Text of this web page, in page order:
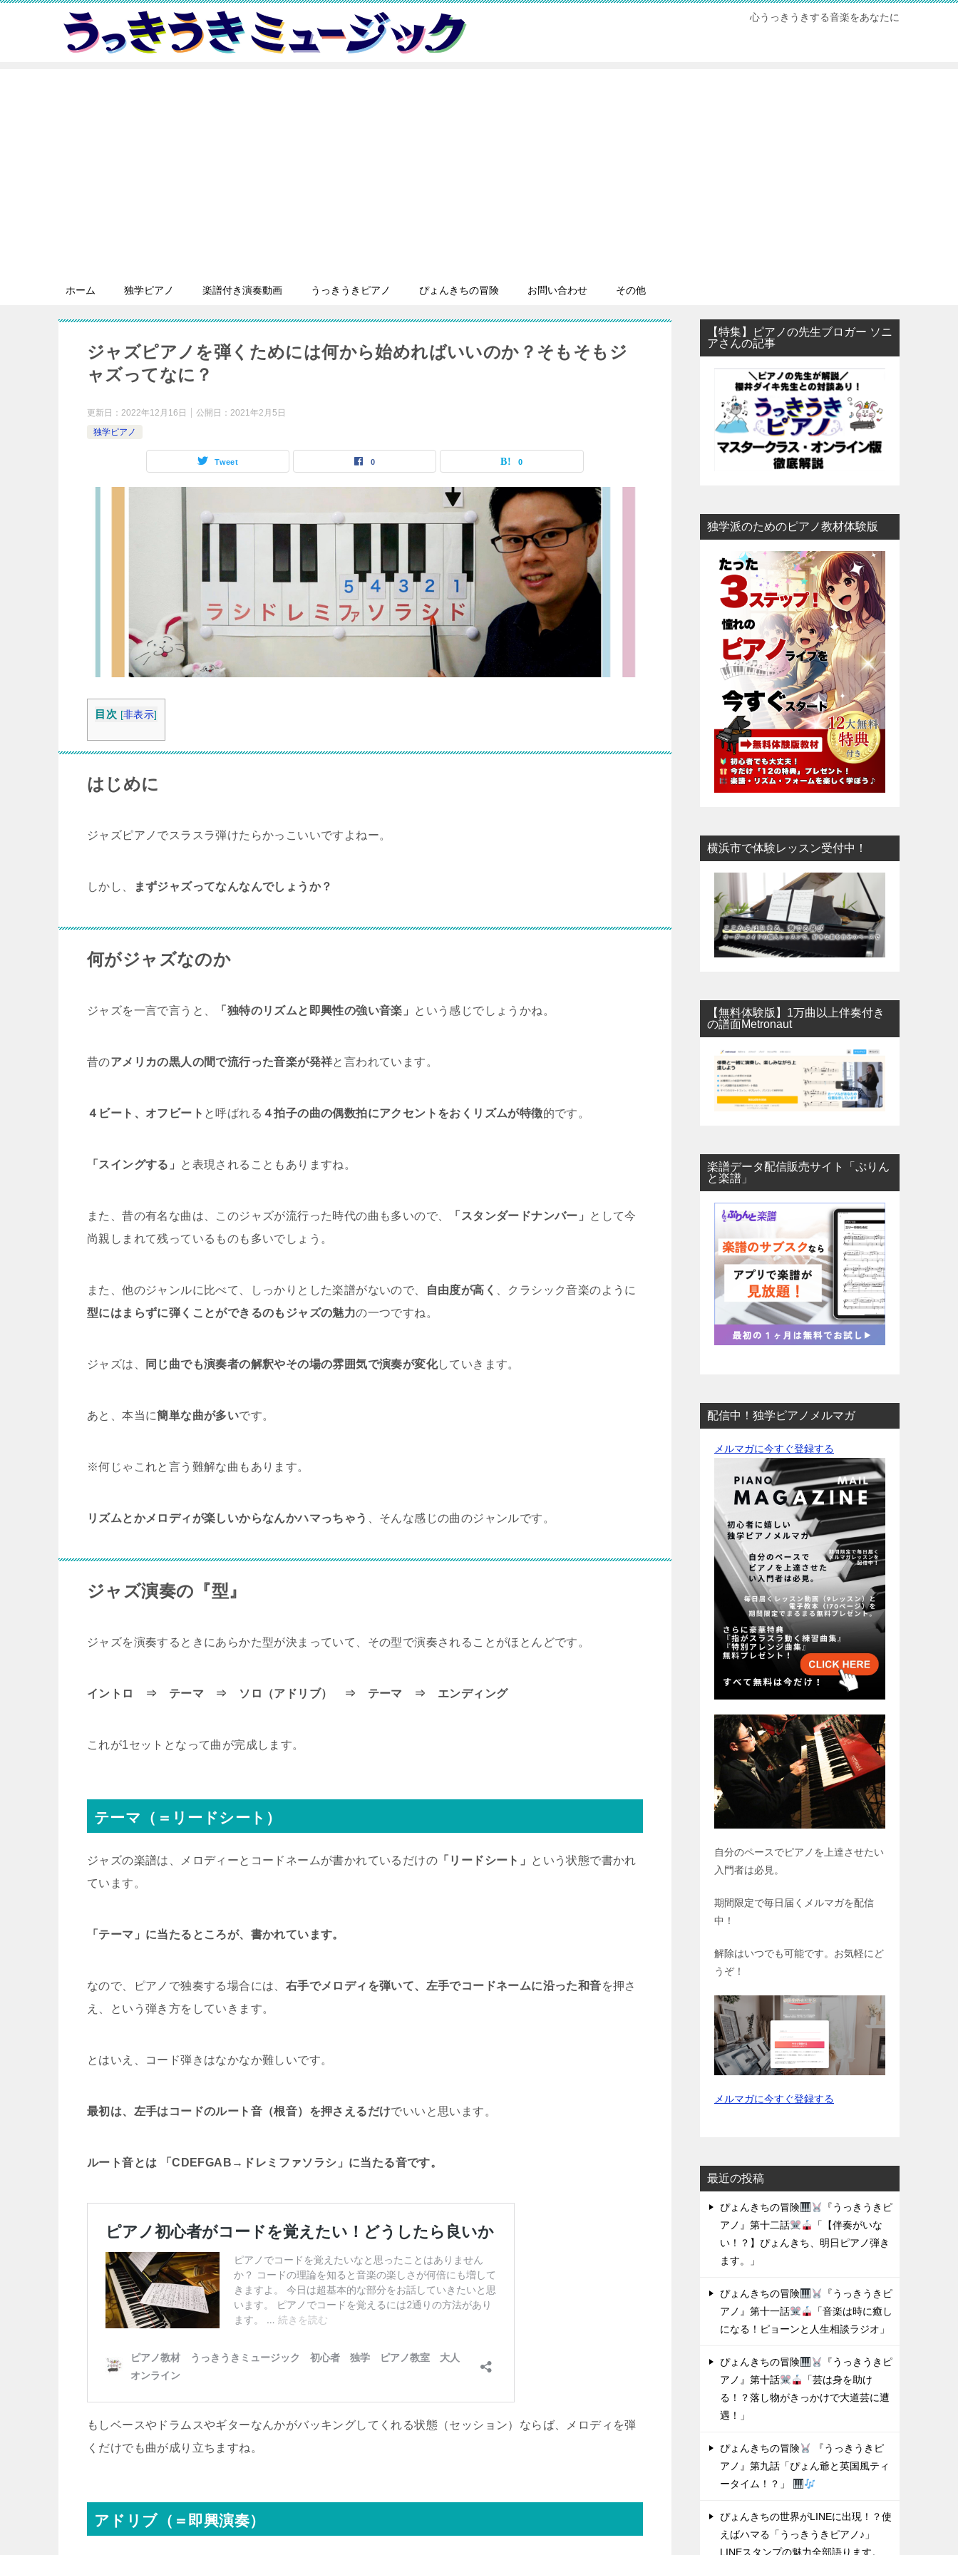
心うっきうきする音楽をあなたに
ホーム 独学ピアノ 楽譜付き演奏動画 うっきうきピアノ ぴょんきちの冒険 お問い合わせ その他
ジャズピアノを弾くためには何から始めればいいのか？そもそもジ
ャズってなに？
更新日： 2022年12月16日 公開日： 2021年2月5日
独学ピアノ
Tweet 0 0
目次 [非表示]
はじめに
ジャズピアノでスラスラ弾けたらかっこいいですよねー。
しかし、 まずジャズってなんなんでしょうか？
何がジャズなのか
ジャズを一言で言うと、 「独特のリズムと即興性の強い音楽」 という感じでしょうかね。
昔のアメリカの黒人の間で流行った音楽が発祥と言われています。
４ビート、オフビート と呼ばれる ４拍子の曲の偶数拍にアクセントをおくリズムが特徴的です。
「スイングする」 と表現されることもありますね。
また、昔の有名な曲は、このジャズが流行った時代の曲も多いので、 「スタンダードナンバー」
として今
尚親しまれて残っているものも多いでしょう。
また、他のジャンルに比べて、しっかりとした楽譜がないので、 自由度が高く
、クラシック音楽のように
型にはまらずに弾くことができるのもジャズの魅力の一つですね。
ジャズは、 同じ曲でも演奏者の解釈やその場の雰囲気で演奏が変化していきます。
あと、本当に簡単な曲が多いです。
※何じゃこれと言う難解な曲もあります。
リズムとかメロディが楽しいからなんかハマっちゃう 、そんな感じの曲のジャンルです。
ジャズ演奏の『型』
ジャズを演奏するときにあらかた型が決まっていて、その型で演奏されることがほとんどです。
イントロ ⇒ テーマ ⇒ ソロ（アドリブ） ⇒ テーマ ⇒ エンディング
これが1セットとなって曲が完成します。
テーマ（＝リードシート）
ジャズの楽譜は、メロディーとコードネームが書かれているだけの 「リードシート」
という状態で書かれ
ています。
「テーマ」に当たるところが、書かれています。
なので、ピアノで独奏する場合には、 右手でメロディを弾いて、左手でコードネームに沿った和音を押さ
え、という弾き方をしていきます。
とはいえ、コード弾きはなかなか難しいです。
最初は、左手はコードのルート音（根音）を押さえるだけでいいと思います。
ルート音とは 「CDEFGAB→ドレミファソラシ」に当たる音です。
もしベースやドラムスやギターなんかがバッキングしてくれる状態（セッション）ならば、メロディを弾
くだけでも曲が成り立ちますね。
アドリブ（＝即興演奏）
【特集】ピアノの先生ブロガー ソニ
アさんの記事
独学派のためのピアノ教材体験版
横浜市で体験レッスン受付中！
【無料体験版】1万曲以上伴奏付き
の譜面Metronaut
楽譜データ配信販売サイト「ぷりん
と楽譜」
配信中！独学ピアノメルマガ
メルマガに今すぐ登録する
自分のペースでピアノを上達させたい
入門者は必見。
期間限定で毎日届くメルマガを配信
中！
解除はいつでも可能です。お気軽にど
うぞ！
メルマガに今すぐ登録する
最近の投稿
ぴょんきちの冒険
『うっきうきピ
アノ』第十二話
「【伴奏がいな
い！？】ぴょんきち、明日ピアノ弾き
ます。」
ぴょんきちの冒険
『うっきうきピ
アノ』第十一話
「音楽は時に癒し
になる！ピョーンと人生相談ラジオ」
ぴょんきちの冒険
『うっきうきピ
アノ』第十話
「芸は身を助け
る！？落し物がきっかけで大道芸に遭
遇！」
ぴょんきちの冒険
『うっきうきピ
アノ』第九話「ぴょん爺と英国風ティ
ータイム！？」
ぴょんきちの世界がLINEに出現！？使
えばハマる「うっきうきピアノ♪」
LINEスタンプの魅力全部語ります。